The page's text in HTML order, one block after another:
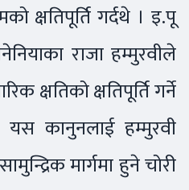
क्षतिपूर्ति गर्दथे । इ.पू
राजा हम्मुरवीले
क्षतिको क्षतिपूर्ति गर्ने
कानुनलाई हम्मुरवी
मार्गमा हुने चोरी